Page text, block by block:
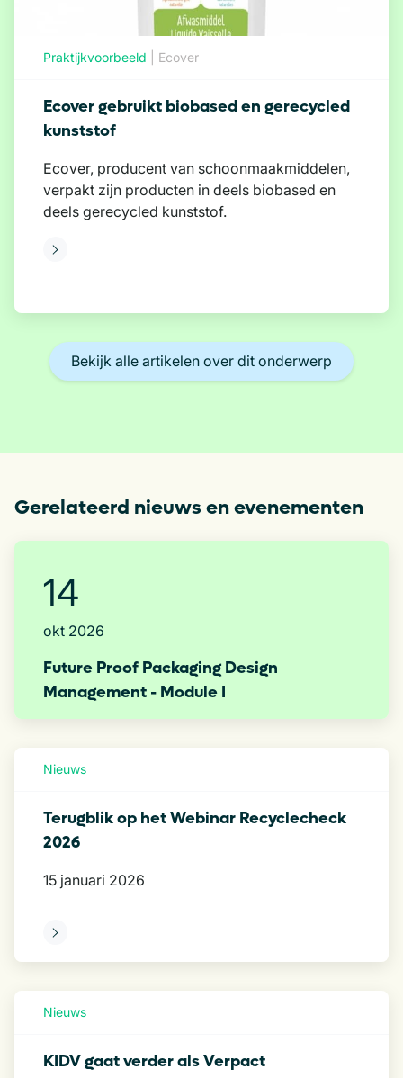
Praktijkvoorbeeld Ecover
Ecover gebruikt biobased en gerecycled
kunststof
Ecover, producent van schoonmaakmiddelen,
verpakt zijn producten in deels biobased en
deels gerecycled kunststof.
Bekijk alle artikelen over dit onderwerp
Gerelateerd nieuws en evenementen
14
okt 2026
Future Proof Packaging Design
Management​ - Module I
Nieuws
Terugblik op het Webinar Recyclecheck
2026
15 januari 2026
Nieuws
KIDV gaat verder als Verpact